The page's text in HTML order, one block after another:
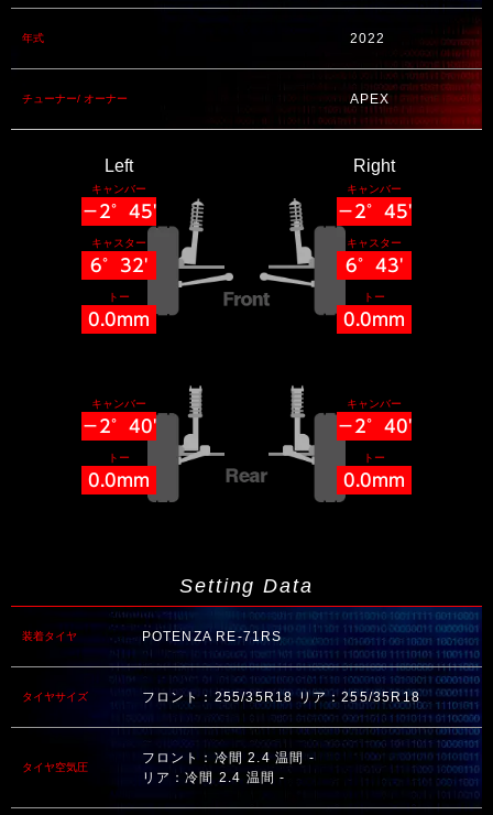
年式 2022
チューナー/ オーナー APEX
Left
キャンバー
−2°45'
キャスター
6°32'
トー
0.0mm
キャンバー
−2°40'
トー
0.0mm
Right
キャンバー
−2°45'
キャスター
6°43'
トー
0.0mm
キャンバー
−2°40'
トー
0.0mm
Setting Data
装着タイヤ POTENZA RE-71RS
タイヤサイズ フロント：255/35R18 リア：255/35R18
タイヤ空気圧
フロント：冷間 2.4 温間 -
リア：冷間 2.4 温間 -